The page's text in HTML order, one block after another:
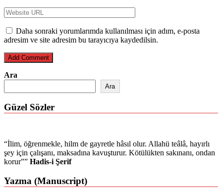
Daha sonraki yorumlarımda kullanılması için adım, e-posta
adresim ve site adresim bu tarayıcıya kaydedilsin.
Ara
Ara
Güzel Sözler
“İlim, öğrenmekle, hilm de gayretle hâsıl olur. Allahü teâlâ, hayırlı
şey için çalışanı, maksadına kavuşturur. Kötülükten sakınanı, ondan
korur”” Hadis-i Şerif
Yazma (Manuscript)